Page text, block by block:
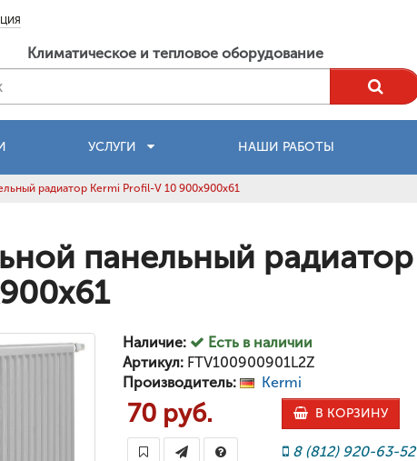
Климатическое и тепловое оборудование
УСЛУГИ НАШИ РАБОТЫ
радиатор Kermi Profil-V 10 900x900x61
панельный
Наличие:
Есть в наличии
Артикул:FTV100900901L2Z
Производитель:
Kermi
70 руб. В КОРЗИНУ
8 (812) 920-63-52